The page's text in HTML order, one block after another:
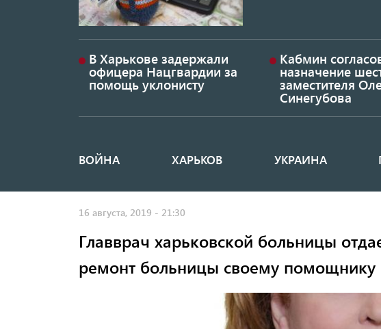
В Харькове задержали
офицера Нацгвардии за
помощь уклонисту
Кабмин
назначение
заместителя
Синегубова
Основная
ВОЙНА ХАРЬКОВ УКРАИНА
16 августа, 2019 - 21:30
Главврач харьковской больницы
ремонт больницы своему помощнику